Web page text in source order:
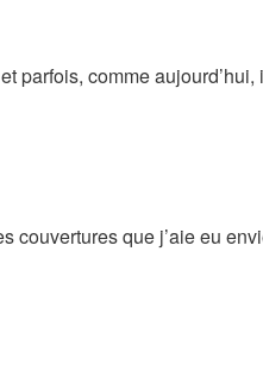
parfois, comme aujourd’hui,
couvertures que j’aie eu